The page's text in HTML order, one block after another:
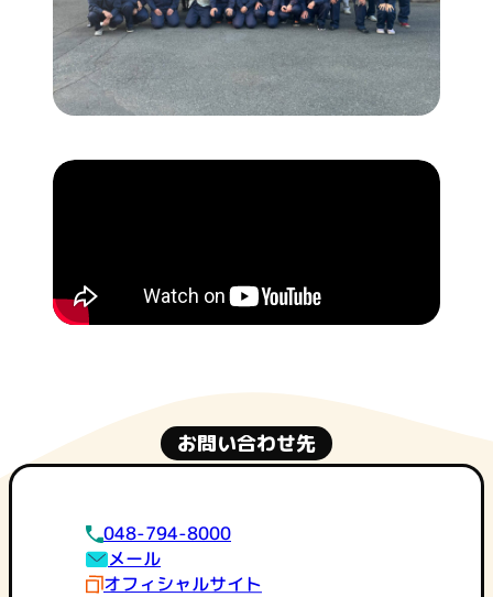
お問い合わせ先
048-794-8000
メール
オフィシャルサイト